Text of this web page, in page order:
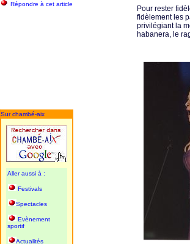
Répondre à cet article
Sur chambé-aix
Aller aussi à :
Festivals
Spectacles
Evènement
sportif
Actualités
Pour rester
fidèlement les
privilégiant la
habanera, le